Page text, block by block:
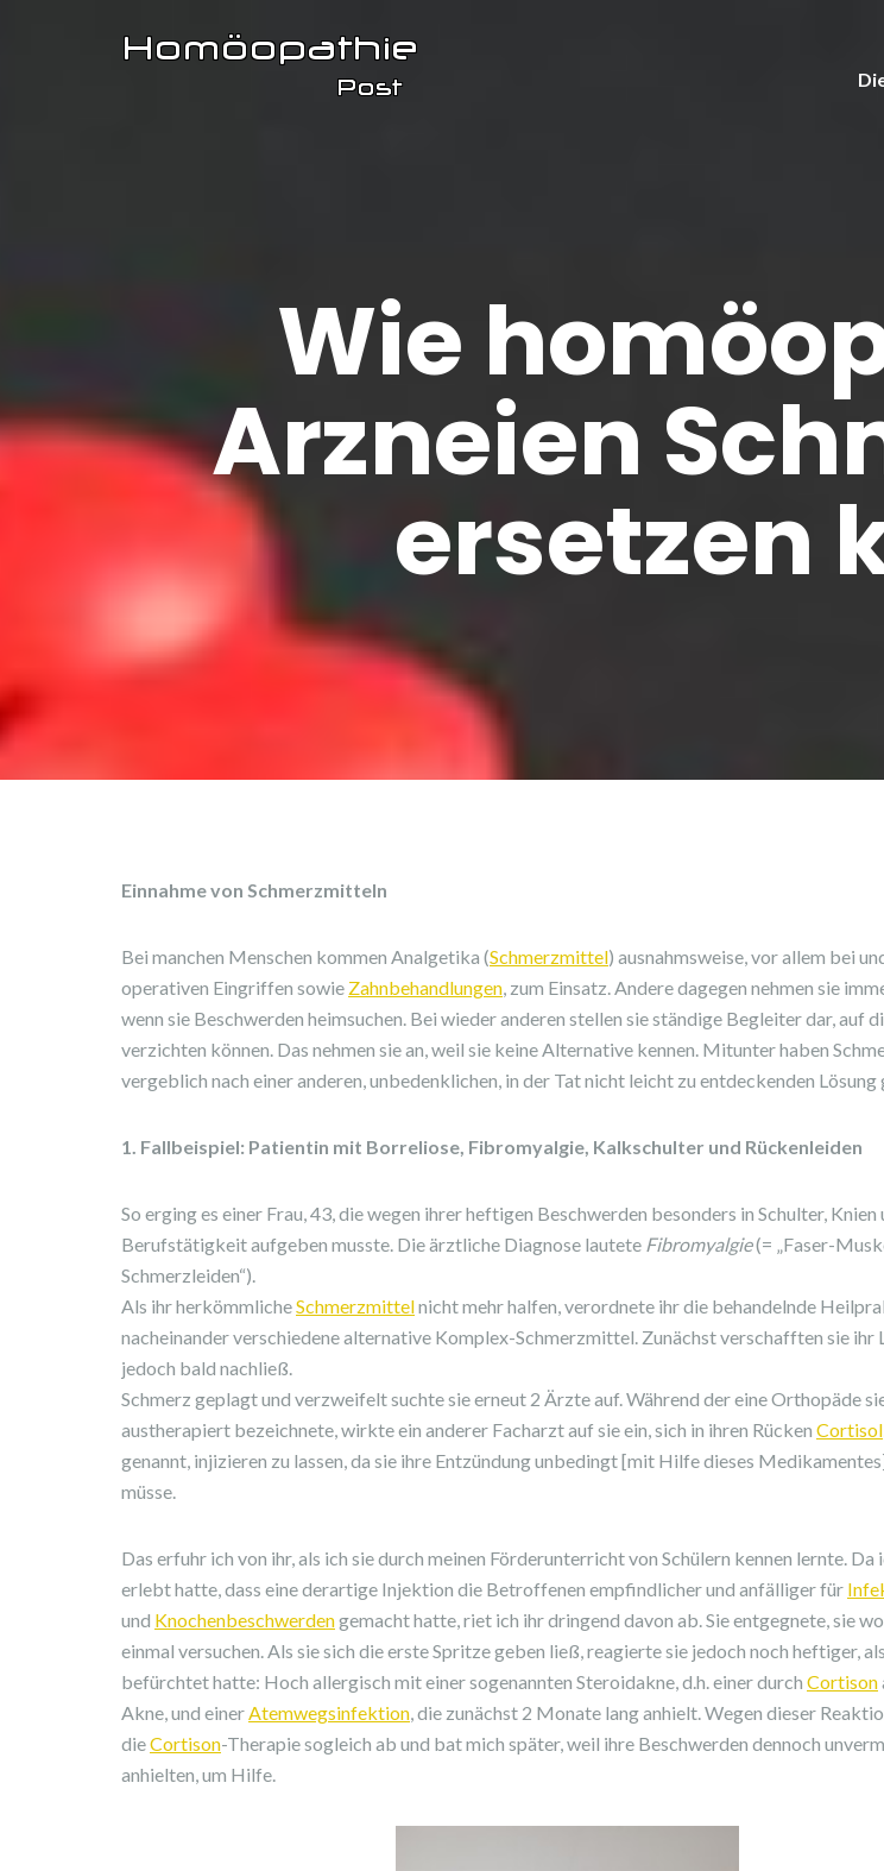
Wie
Arzneien
ersetzen
Einnahme von Schmerzmitteln
Bei manchen Menschen kommen Analgetika (Schmerzmittel) ausnahmsweise, vor allem bei
operativen Eingriffen sowie Zahnbehandlungen, zum Einsatz. Andere dagegen nehmen sie
wenn sie Beschwerden heimsuchen. Bei wieder anderen stellen sie ständige Begleiter dar, auf
verzichten können. Das nehmen sie an, weil sie keine Alternative kennen. Mitunter haben
vergeblich nach einer anderen, unbedenklichen, in der Tat nicht leicht zu entdeckenden Lösung
1. Fallbeispiel: Patientin mit Borreliose, Fibromyalgie, Kalkschulter und Rückenleiden
So erging es einer Frau, 43, die wegen ihrer heftigen Beschwerden besonders in Schulter, Knien
Berufstätigkeit aufgeben musste. Die ärztliche Diagnose lautete Fibromyalgie(= „Faser-
Schmerzleiden“).
Als ihr herkömmlicheSchmerzmittelnicht mehr halfen, verordnete ihr die behandelnde
nacheinander verschiedene alternative Komplex-Schmerzmittel. Zunächst verschafften sie ihr
jedoch bald nachließ.
Schmerz geplagt und verzweifelt suchte sie erneut 2 Ärzte auf. Während der eine Orthopäde
austherapiert bezeichnete, wirkte ein anderer Facharzt auf sie ein, sich in ihren Rücken Cortisol
genannt, injizieren zu lassen, da sie ihre Entzündung unbedingt [mit Hilfe dieses
müsse.
Das erfuhr ich von ihr, als ich sie durch meinen Förderunterricht von Schülern kennen lernte. Da
erlebt hatte, dass eine derartige Injektion die Betroffenen empfindlicher und anfälliger für
und Knochenbeschwerdengemacht hatte, riet ich ihr dringend davon ab. Sie entgegnete, sie
einmal versuchen. Als sie sich die erste Spritze geben ließ, reagierte sie jedoch noch heftiger,
befürchtet hatte: Hoch allergisch mit einer sogenannten Steroidakne, d.h. einer durch Cortison
Akne, und einerAtemwegsinfektion, die zunächst 2 Monate lang anhielt. Wegen dieser
dieCortison-Therapie sogleich ab und bat mich später, weil ihre Beschwerden dennoch
anhielten, um Hilfe.